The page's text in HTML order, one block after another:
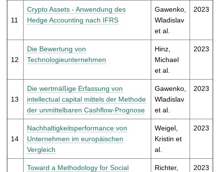
11
Crypto Assets - Anwendung des
Hedge Accounting nach IFRS
Gawenko,
Wladislav
et al.
2023
12
Die Bewertung von
Technologieunternehmen
Hinz,
Michael
et al.
2023
13
Die wertmäßige Erfassung von
intellectual capital mittels der Methode
der unmittelbaren Cashflow-Prognose
Gawenko,
Wladislav
et al.
2023
14
Nachhaltigkeitsperformance von
Unternehmen im europäischen
Vergleich
Weigel,
Kristin et
al.
2023
Toward a Methodology for Social
Richter,
2023